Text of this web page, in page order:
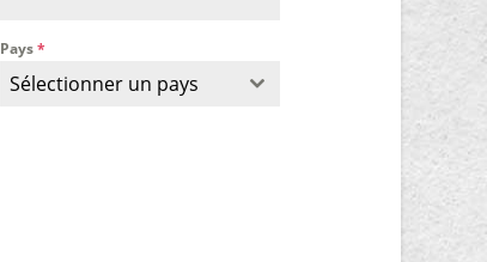
Pays*
Sélectionner un pays